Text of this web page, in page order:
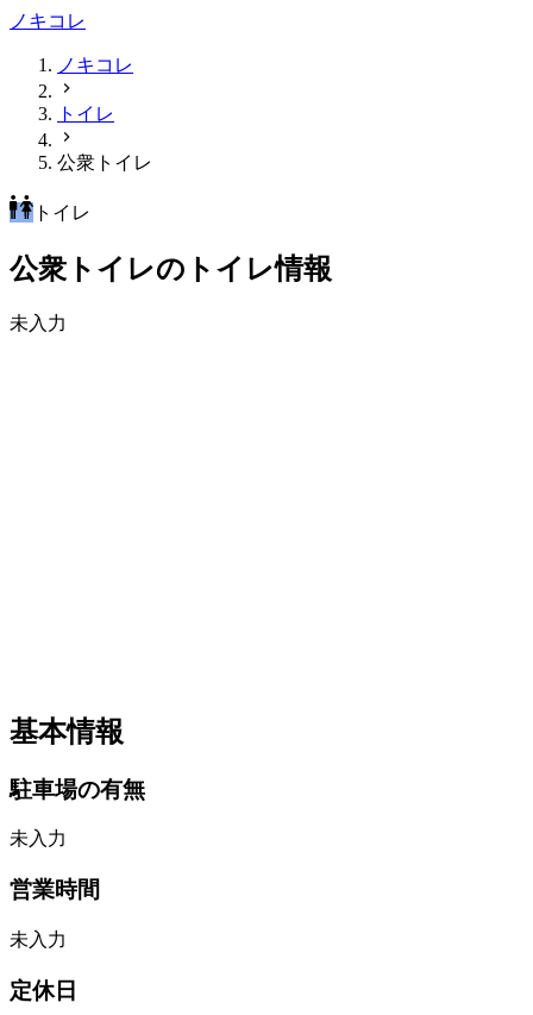
ノキコレ
ノキコレ
トイレ
公衆トイレ
トイレ
公衆トイレのトイレ情報
未入力
基本情報
駐車場の有無
未入力
営業時間
未入力
定休日